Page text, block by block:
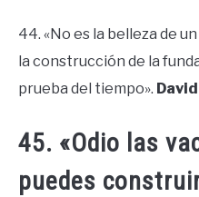
44. «No es la belleza de
la construcción de la
prueba del tiempo».
45. «Odio las
puedes